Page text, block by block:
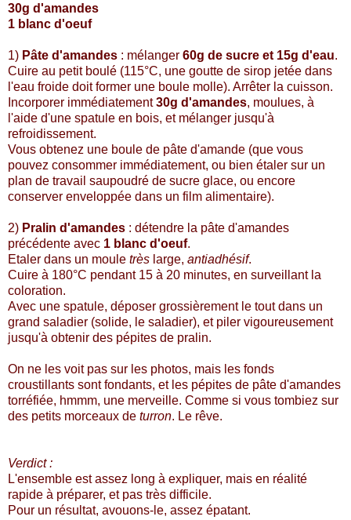
30g d'amandes
1 blanc d'oeuf
1) Pâte d'amandes : mélanger 60g de sucre et 15g d'eau.
Cuire au petit boulé (115°C, une goutte de sirop jetée dans
l'eau froide doit former une boule molle). Arrêter la cuisson.
Incorporer immédiatement30g d'amandes, moulues, à
l'aide d'une spatule en bois, et mélanger jusqu'à
refroidissement.
Vous obtenez une boule de pâte d'amande (que vous
pouvez consommer immédiatement, ou bien étaler sur un
plan de travail saupoudré de sucre glace, ou encore
conserver enveloppée dans un film alimentaire).
2) Pralin d'amandes : détendre la pâte d'amandes
précédente avec 1 blanc d'oeuf.
Etaler dans un moule très large, antiadhésif.
Cuire à 180°C pendant 15 à 20 minutes, en surveillant la
coloration.
Avec une spatule, déposer grossièrement le tout dans un
grand saladier (solide, le saladier), et piler vigoureusement
jusqu'à obtenir des pépites de pralin.
On ne les voit pas sur les photos, mais les fonds
croustillants sont fondants, et les pépites de pâte d'amandes
torréfiée, hmmm, une merveille. Comme si vous tombiez sur
des petits morceaux de turron. Le rêve.
Verdict :
L'ensemble est assez long à expliquer, mais en réalité
rapide à préparer, et pas très difficile.
Pour un résultat, avouons-le, assez épatant.